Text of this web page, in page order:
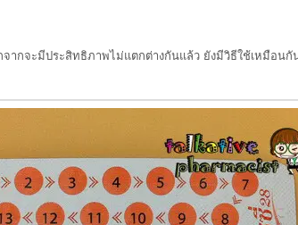
จะมีประสิทธิภาพไม่แตกต่างกันแล้ว ยังมีวิธีใช้เหมือนกั